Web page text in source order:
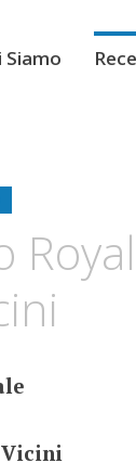
Siamo
Vicini